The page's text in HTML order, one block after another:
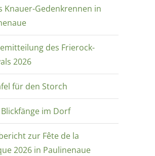
Knauer-Gedenkrennen in
des Frierock-
2026
für den Storch
im Dorf
zur Fête de la
2026 in Paulinenaue